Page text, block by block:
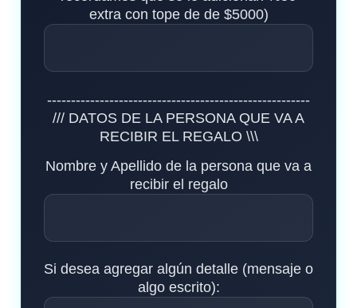
extra con tope de de $5000)
-------------------------------------------------------
/// DATOS DE LA PERSONA QUE VA A
RECIBIR EL REGALO \\\
Nombre y Apellido de la persona que va a
recibir el regalo
Si desea agregar algún detalle (mensaje o
algo escrito):